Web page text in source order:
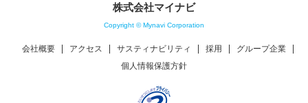
株式会社マイナビ
Copyright © Mynavi Corporation
会社概要 アクセス サスティナビリティ 採用
グループ企業
個人情報保護方針